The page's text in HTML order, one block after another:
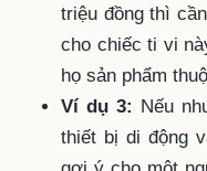
triệu đồng thì
cho chiếc ti vi
họ sản phẩm
Ví dụ 3: Nếu
thiết bị di động